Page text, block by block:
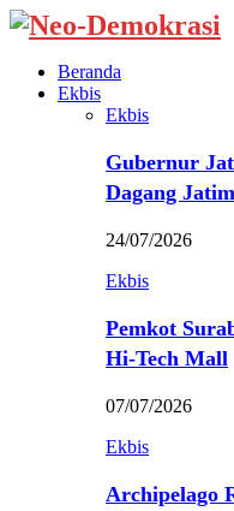
Beranda
Ekbis
Ekbis
Gubernur
Dagang
24/07/2026
Ekbis
Pemkot
Hi-Tech Mall
07/07/2026
Ekbis
Archipelago